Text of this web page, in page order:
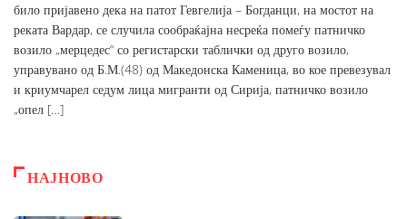
било пријавено дека на патот Гевгелија – Богданци, на мостот на
реката Вардар, се случила сообраќајна несреќа помеѓу патничко
возило „мерцедес“ со регистарски таблички од друго возило,
управувано од Б.М.(48) од Македонска Каменица, во кое превезувал
и криумчарел седум лица мигранти од Сирија, патничко возило
„опел […]
НАЈНОВО